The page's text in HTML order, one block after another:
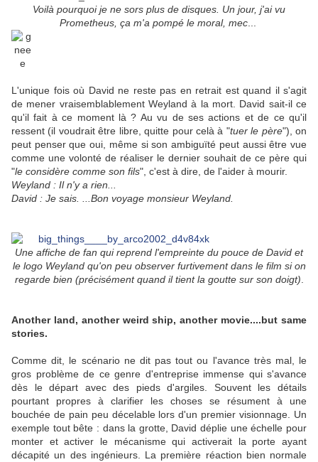
Voilà pourquoi je ne sors plus de disques. Un jour, j'ai vu
Prometheus, ça m'a pompé le moral, mec...
L'unique fois où David ne reste pas en retrait est quand il s'agit
de mener vraisemblablement Weyland à la mort. David sait-il ce
qu'il fait à ce moment là ? Au vu de ses actions et de ce qu'il
ressent (il voudrait être libre, quitte pour celà à "tuer le père"), on
peut penser que oui, même si son ambiguïté peut aussi être vue
comme une volonté de réaliser le dernier souhait de ce père qui
"le considère comme son fils", c'est à dire, de l'aider à mourir.
Weyland : Il n'y a rien...
David : Je sais. ...Bon voyage monsieur Weyland.
Une affiche de fan qui reprend l'empreinte du pouce de David et
le logo Weyland qu'on peu observer furtivement dans le film si on
regarde bien (précisément quand il tient la goutte sur son doigt)
Another land, another weird ship, another movie....but same
stories.
Comme dit, le scénario ne dit pas tout ou l'avance très mal, le
gros problème de ce genre d'entreprise immense qui s'avance
dès le départ avec des pieds d'argiles. Souvent les détails
pourtant propres à clarifier les choses se résument à une
bouchée de pain peu décelable lors d'un premier visionnage. Un
exemple tout bête : dans la grotte, David déplie une échelle pour
monter et activer le mécanisme qui activerait la porte ayant
décapité un des ingénieurs. La première réaction bien normale